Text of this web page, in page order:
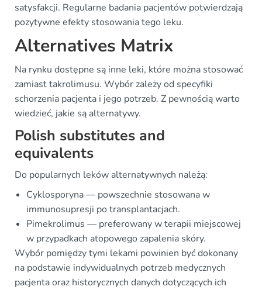
satysfakcji. Regularne badania pacjentów potwierdzają
pozytywne efekty stosowania tego leku.
Alternatives Matrix
Na rynku dostępne są inne leki, które można stosować
zamiast takrolimusu. Wybór zależy od specyfiki
schorzenia pacjenta i jego potrzeb. Z pewnością warto
wiedzieć, jakie są alternatywy.
Polish substitutes and
equivalents
Do popularnych leków alternatywnych należą:
Cyklosporyna — powszechnie stosowana w
immunosupresji po transplantacjach.
Pimekrolimus — preferowany w terapii miejscowej
w przypadkach atopowego zapalenia skóry.
Wybór pomiędzy tymi lekami powinien być dokonany
na podstawie indywidualnych potrzeb medycznych
pacjenta oraz historycznych danych dotyczących ich